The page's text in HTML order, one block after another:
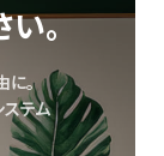
。
に。
テム